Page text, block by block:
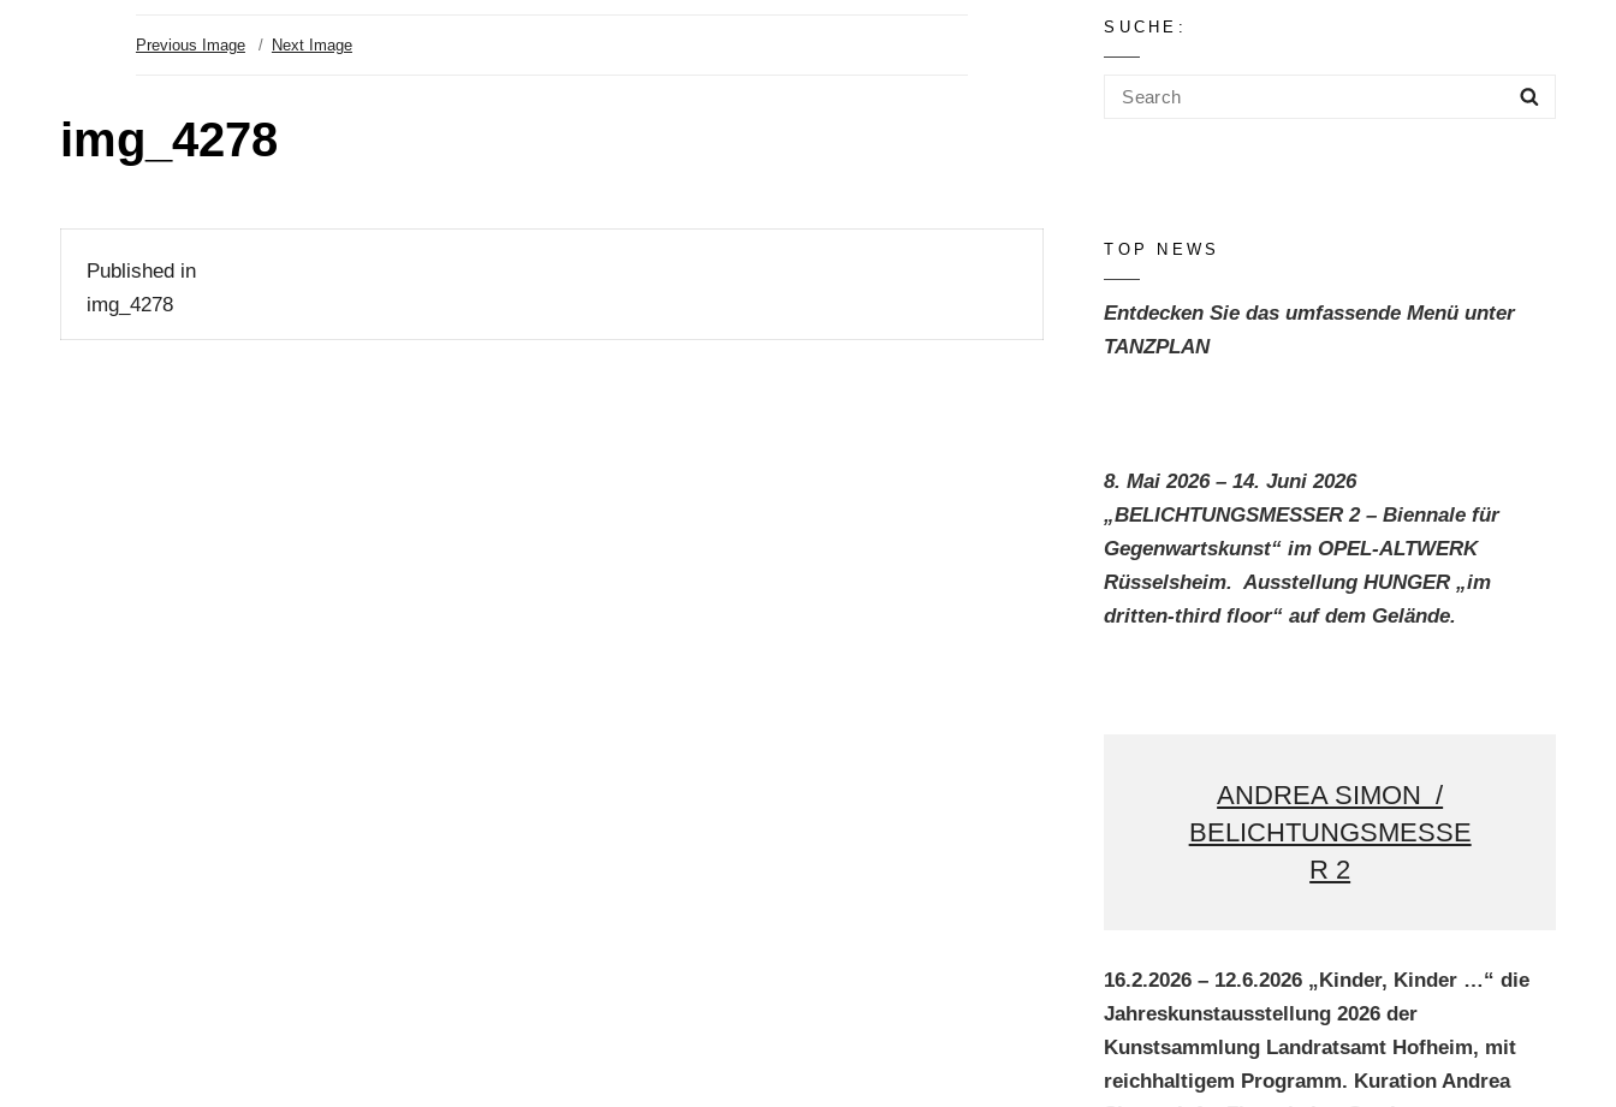
Previous Image Next Image
img_4278
Beitragsnavigation
Published in
img_4278
SUCHE:
Search
TOP NEWS
Entdecken Sie das umfassende Menü unter
TANZPLAN
8. Mai 2026 – 14. Juni 2026
„BELICHTUNGSMESSER 2 – Biennale für
Gegenwartskunst“ im OPEL-ALTWERK
Rüsselsheim. Ausstellung HUNGER „im
dritten-third floor“ auf dem Gelände.
ANDREA SIMON /
BELICHTUNGSMESSE
R 2
16.2.2026 – 12.6.2026 „Kinder, Kinder …“ die
Jahreskunstausstellung 2026 der
Kunstsammlung Landratsamt Hofheim, mit
reichhaltigem Programm. Kuration Andrea